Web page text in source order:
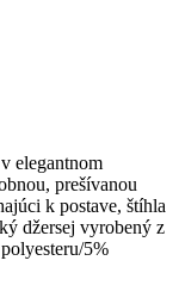
elegantnom
prešívanou
k postave, štíhla
džersej vyrobený z
5%